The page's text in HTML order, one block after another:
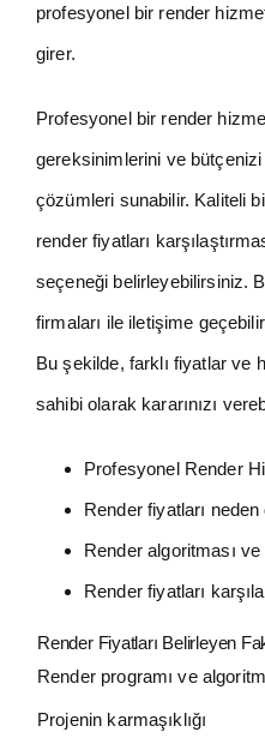
profesyonel bir render
girer.
Profesyonel bir render
gereksinimlerini ve
çözümleri sunabilir. Kaliteli
render fiyatları
seçeneği belirleyebilirsiniz.
firmaları ile iletişime
Bu şekilde, farklı fiyatlar ve
sahibi olarak kararınızı
Profesyonel Render
Render fiyatları
Render algoritması
Render fiyatları
Render Fiyatları Belirleyen
Render programı ve
Projenin karmaşıklığı